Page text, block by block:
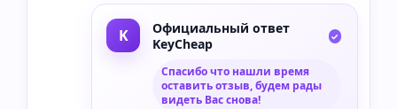
Официальный ответ
KeyCheap
Спасибо что нашли время
оставить отзыв, будем рады
видеть Вас снова!